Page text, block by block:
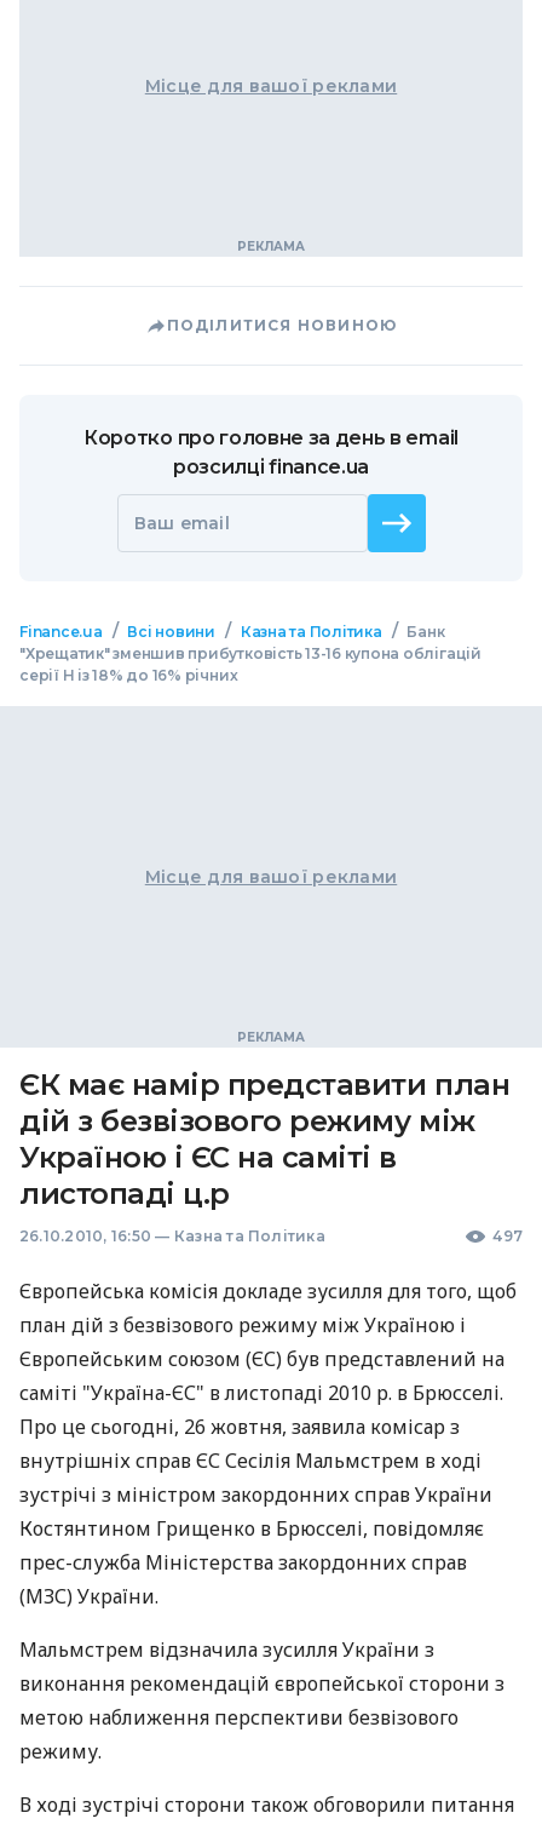
Місце для вашої реклами
ПОДІЛИТИСЯ НОВИНОЮ
Коротко про головне за день в email
розсилці finance.ua
Ваш email
Finance.ua / Всі новини / Казна та Політика / Банк
"Хрещатик" зменшив прибутковість 13-16 купона облігацій
серії Н із 18% до 16% річних
Місце для вашої реклами
ЄК має намір представити план
дій з безвізового режиму між
Україною і ЄС на саміті в
листопаді ц.р
26.10.2010, 16:50 — Казна та Політика 497
Європейська комісія докладе зусилля для того, щоб
план дій з безвізового режиму між Україною і
Європейським союзом (ЄС) був представлений на
саміті "Україна-ЄС" в листопаді 2010 р. в Брюсселі.
Про це сьогодні, 26 жовтня, заявила комісар з
внутрішніх справ ЄС Сесілія Мальмстрем в ході
зустрічі з міністром закордонних справ України
Костянтином Грищенко в Брюсселі, повідомляє
прес-служба Міністерства закордонних справ
(МЗС) України.
Мальмстрем відзначила зусилля України з
виконання рекомендацій європейської сторони з
метою наближення перспективи безвізового
режиму.
В ході зустрічі сторони також обговорили питання